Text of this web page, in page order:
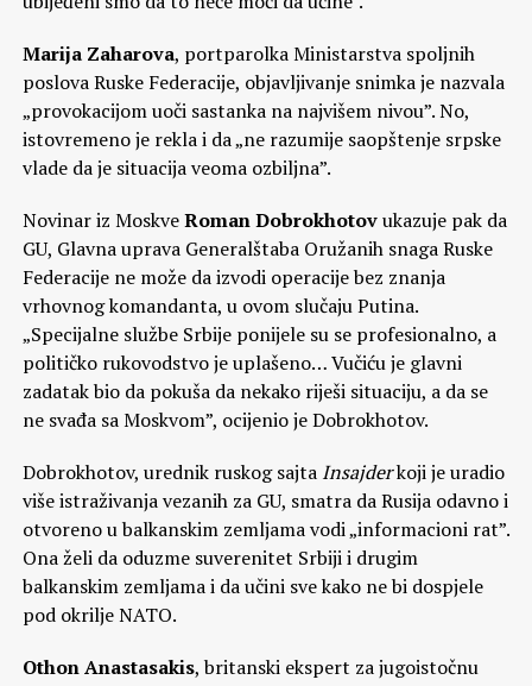
Marija Zaharova, portparolka Ministarstva spoljnih
poslova Ruske Federacije, objavljivanje snimka je nazvala
„provokacijom uoči sastanka na najvišem nivou”. No,
istovremeno je rekla i da „ne razumije saopštenje srpske
vlade da je situacija veoma ozbiljna”.
Novinar iz MoskveRoman Dobrokhotovukazuje pak da
GU, Glavna uprava Generalštaba Oružanih snaga Ruske
Federacije ne može da izvodi operacije bez znanja
vrhovnog komandanta, u ovom slučaju Putina.
„Specijalne službe Srbije ponijele su se profesionalno, a
političko rukovodstvo je uplašeno… Vučiću je glavni
zadatak bio da pokuša da nekako riješi situaciju, a da se
ne svađa sa Moskvom”, ocijenio je Dobrokhotov.
Dobrokhotov, urednik ruskog sajta Insajderkoji je uradio
više istraživanja vezanih za GU, smatra da Rusija odavno i
otvoreno u balkanskim zemljama vodi „informacioni rat”.
Ona želi da oduzme suverenitet Srbiji i drugim
balkanskim zemljama i da učini sve kako ne bi dospjele
pod okrilje NATO.
Othon Anastasakis, britanski ekspert za jugoistočnu